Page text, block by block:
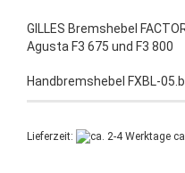
GILLES Bremshebel
Agusta F3 675 und F3 800
Handbremshebel FXBL-
Lieferzeit: